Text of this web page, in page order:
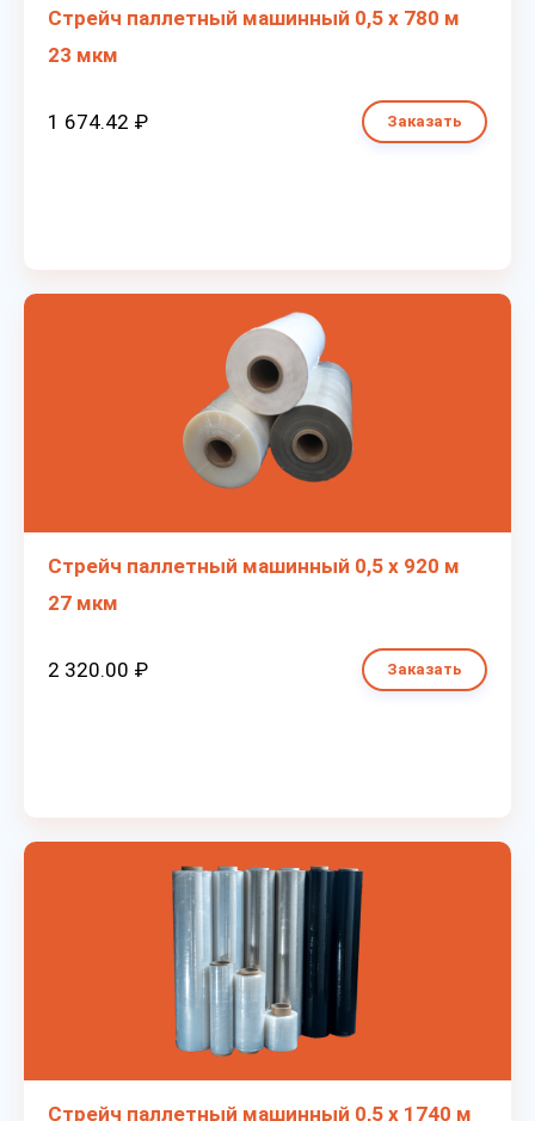
Стрейч паллетный машинный 0,5 х 780 м
23 мкм
1 674.42 ₽ Заказать
Стрейч паллетный машинный 0,5 х 920 м
27 мкм
2 320.00 ₽ Заказать
Стрейч паллетный машинный 0,5 х 1740 м